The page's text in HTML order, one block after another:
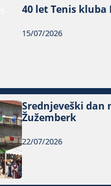
40 let Tenis kluba
15/07/2026
Srednjeveški dan
Žužemberk
22/07/2026